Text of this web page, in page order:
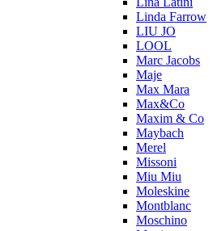
Linda Farrow
LIU JO
LOOL
Marc Jacobs
Maje
Max Mara
Max&Co
Maxim & Co
Maybach
Merel
Missoni
Miu Miu
Moleskine
Montblanc
Moschino